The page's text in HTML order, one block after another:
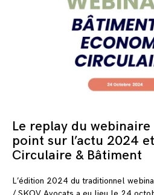
Le replay du webinaire
point sur l’actu 2024
Circulaire & Bâtiment
L’édition 2024 du traditionnel